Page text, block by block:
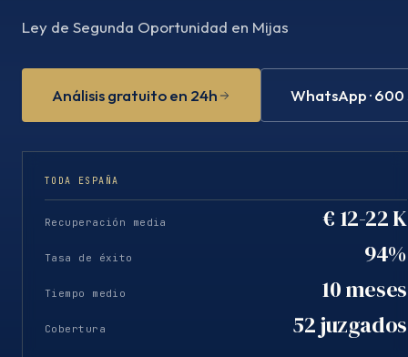
Ley de Segunda Oportunidad en Mijas
Análisis gratuito en 24h WhatsApp ·
TODA ESPAÑA
Recuperación media € 12-22 K
Tasa de éxito 94%
Tiempo medio 10 meses
Cobertura 52 juzgados